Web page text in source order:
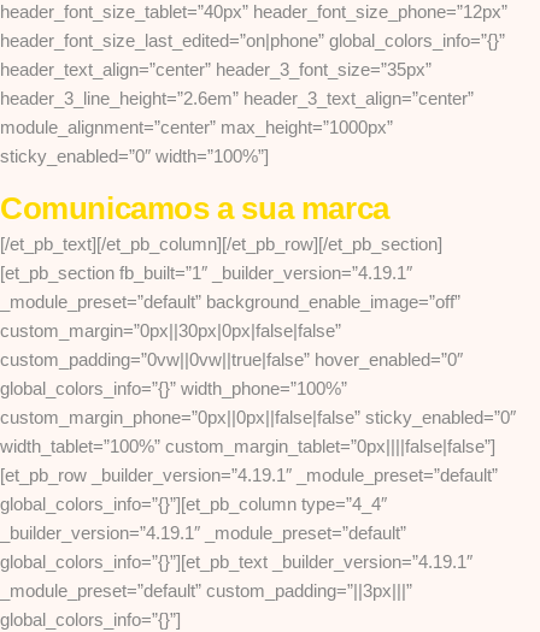
header_font_size_tablet=”40px” header_font_size_phone=”12px”
header_font_size_last_edited=”on|phone” global_colors_info=”{}”
header_text_align=”center” header_3_font_size=”35px”
header_3_line_height=”2.6em” header_3_text_align=”center”
module_alignment=”center” max_height=”1000px”
sticky_enabled=”0″ width=”100%”]
Comunicamos a sua marca
[/et_pb_text][/et_pb_column][/et_pb_row][/et_pb_section]
[et_pb_section fb_built=”1″ _builder_version=”4.19.1″
_module_preset=”default” background_enable_image=”off”
custom_margin=”0px||30px|0px|false|false”
custom_padding=”0vw||0vw||true|false” hover_enabled=”0″
global_colors_info=”{}” width_phone=”100%”
custom_margin_phone=”0px||0px||false|false” sticky_enabled=”0″
width_tablet=”100%” custom_margin_tablet=”0px||||false|false”]
[et_pb_row _builder_version=”4.19.1″ _module_preset=”default”
global_colors_info=”{}”][et_pb_column type=”4_4″
_builder_version=”4.19.1″ _module_preset=”default”
global_colors_info=”{}”][et_pb_text _builder_version=”4.19.1″
_module_preset=”default” custom_padding=”||3px|||”
global_colors_info=”{}”]